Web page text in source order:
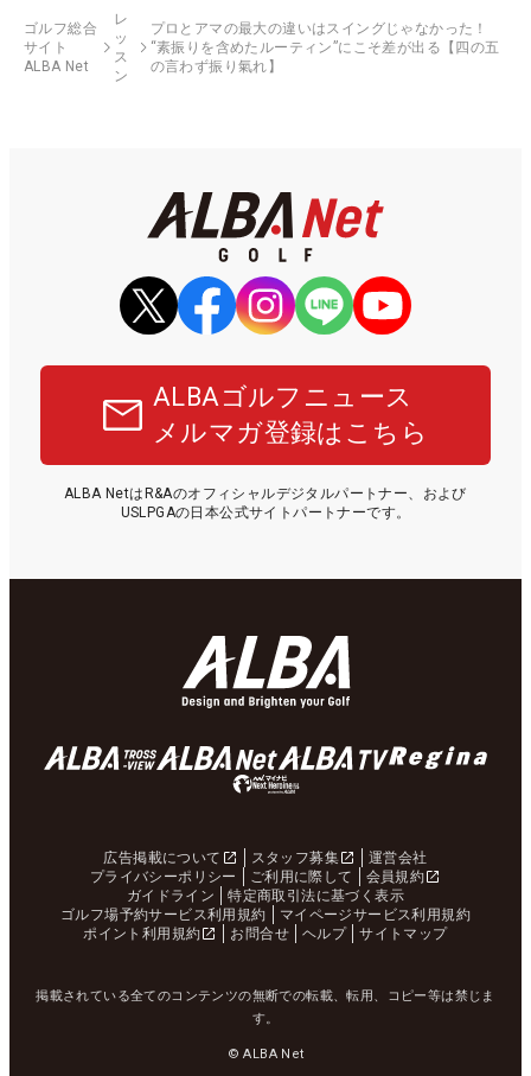
ゴルフ総合
サイト
ALBA Net
レ
ッ
ス
ン
プロとアマの最大の違いはスイングじゃなかった！
“素振りを含めたルーティン”にこそ差が出る【四の五
の言わず振り氣れ】
ALBAゴルフニュース
メルマガ登録はこちら
ALBA NetはR&Aのオフィシャルデジタルパートナー、および
USLPGAの日本公式サイトパートナーです。
広告掲載について スタッフ募集
運営会社
プライバシーポリシー
ご利用に際して
会員規約
ガイドライン
特定商取引法に基づく表示
ゴルフ場予約サービス利用規約
マイページサービス利用規約
ポイント利用規約
お問合せ ヘルプ サイトマップ
掲載されている全てのコンテンツの無断での転載、転用、コピー等は禁じま
す。
© ALBA Net